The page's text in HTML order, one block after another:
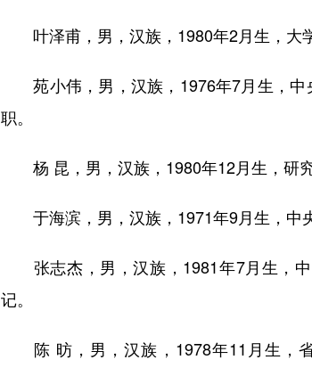
叶泽甫，男，汉族，1980年2月生，大
苑小伟，男，汉族，1976年7月生，中
职。
杨 昆，男，汉族，1980年12月生，研究
于海滨，男，汉族，1971年9月生，中
张志杰，男，汉族，1981年7月生，中
记。
陈 昉，男，汉族，1978年11月生，